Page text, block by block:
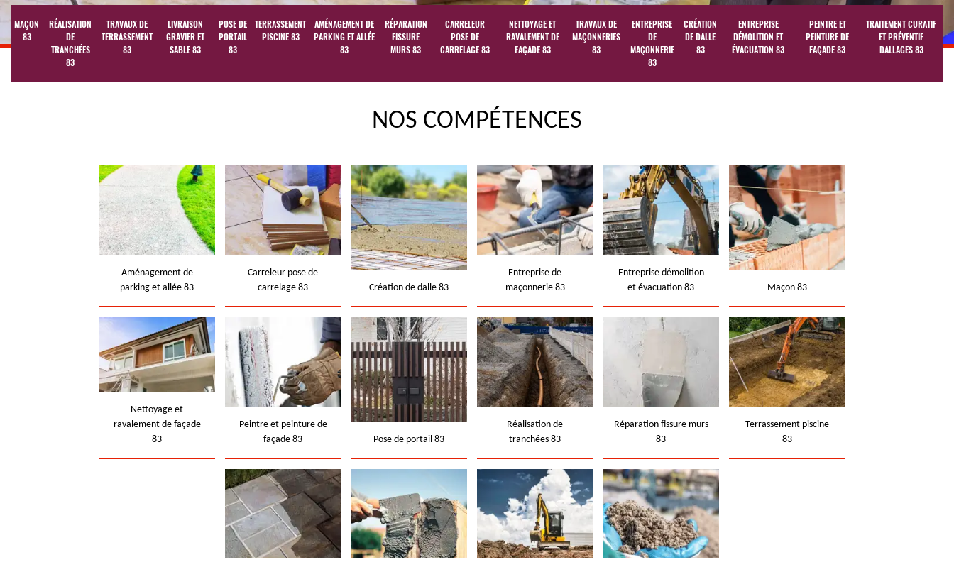
MAÇON
83
RÉALISATION
DE
TRANCHÉES
83
TRAVAUX DE
TERRASSEMENT
83
LIVRAISON
GRAVIER ET
SABLE 83
POSE DE
PORTAIL
83
TERRASSEMENT
PISCINE 83
AMÉNAGEMENT DE
PARKING ET ALLÉE
83
RÉPARATION
FISSURE
MURS 83
CARRELEUR
POSE DE
CARRELAGE 83
NETTOYAGE ET
RAVALEMENT DE
FAÇADE 83
TRAVAUX DE
MAÇONNERIES
83
ENTREPRISE
DE
MAÇONNERIE
83
CRÉATION
DE DALLE
83
ENTREPRISE
DÉMOLITION ET
ÉVACUATION 83
PEINTRE ET
PEINTURE DE
FAÇADE 83
TRAITEMENT CURATIF
ET PRÉVENTIF
DALLAGES 83
NOS COMPÉTENCES
Aménagement de
parking et allée 83
Carreleur pose de
carrelage 83
Création de dalle 83
Entreprise de
maçonnerie 83
Entreprise démolition
et évacuation 83
Maçon 83
Nettoyage et
ravalement de façade
83
Peintre et peinture de
façade 83
Pose de portail 83
Réalisation de
tranchées 83
Réparation fissure murs
83
Terrassement piscine
83